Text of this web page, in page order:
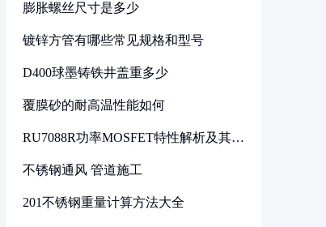
膨胀螺丝尺寸是多少
镀锌方管有哪些常见规格和型号
D400球墨铸铁井盖重多少
覆膜砂的耐高温性能如何
RU7088R功率MOSFET特性解析及其在
不锈钢通风 管道施工
201不锈钢重量计算方法大全